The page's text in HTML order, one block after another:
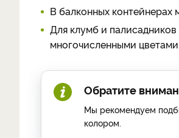
В балконных
Для клумб и
многочисленными
Обратите
Мы рекомендуем
колором.